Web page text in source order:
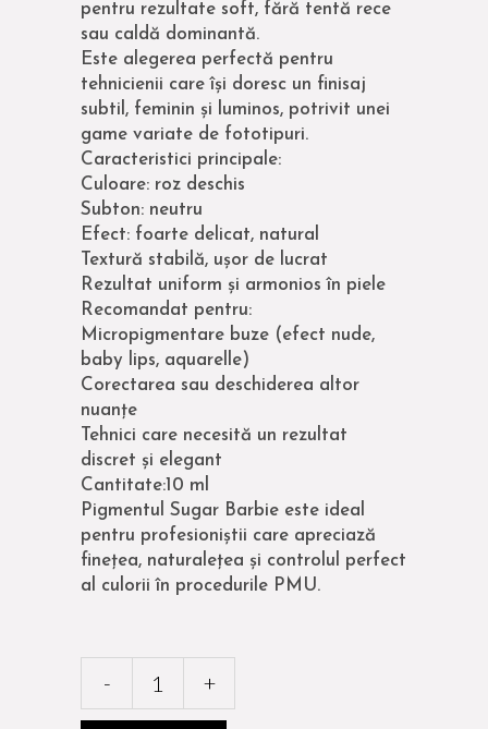
pentru rezultate soft, fără tentă rece
sau caldă dominantă.
Este alegerea perfectă pentru
tehnicienii care își doresc un finisaj
subtil, feminin și luminos, potrivit unei
game variate de fototipuri.
Caracteristici principale:
Culoare: roz deschis
Subton: neutru
Efect: foarte delicat, natural
Textură stabilă, ușor de lucrat
Rezultat uniform și armonios în piele
Recomandat pentru:
Micropigmentare buze (efect nude,
baby lips, aquarelle)
Corectarea sau deschiderea altor
nuanțe
Tehnici care necesită un rezultat
discret și elegant
Cantitate:10 ml
Pigmentul Sugar Barbie este ideal
pentru profesioniștii care apreciază
finețea, naturalețea și controlul perfect
al culorii în procedurile PMU.
XTREME
- +